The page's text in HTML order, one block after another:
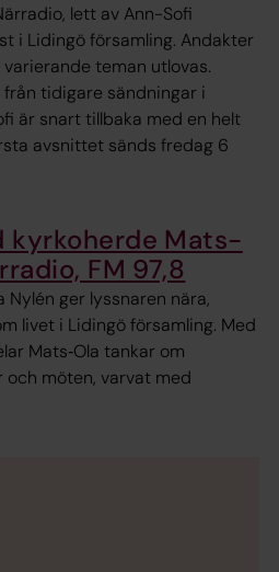
lett av Ann-Sofi
i Lidingö församling. Andakter
teman utlovas.
tidigare sändningar i
är snart tillbaka med en helt
avsnittet sänds fredag 6
kyrkoherde Mats-
FM 97,8
Nylén ger lyssnaren nära,
livet i Lidingö församling. Med
Mats‑Ola tankar om
möten, varvat med